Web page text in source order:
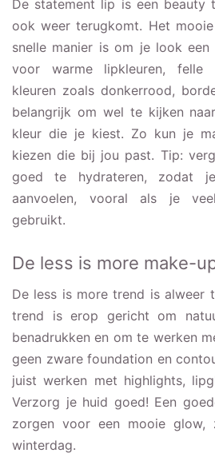
De statement lip is een beauty
ook weer terugkomt. Het
snelle manier is om je look
voor warme lipkleuren, felle
kleuren zoals donkerrood,
belangrijk om wel te kijken
kleur die je kiest. Zo kun je
kiezen die bij jou past. Tip:
goed te hydrateren, zodat
aanvoelen, vooral als je
gebruikt.
De less is more make-
De less is more trend is alweer
trend is erop gericht om
benadrukken en om te werken
geen zware foundation en
juist werken met highlights,
Verzorg je huid goed! Een
zorgen voor een mooie
winterdag.